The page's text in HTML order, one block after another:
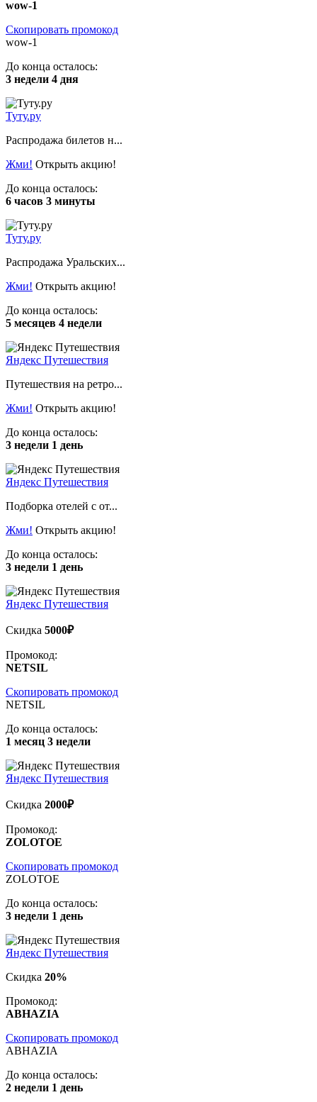
wow-1
Скопировать промокод
wow-1
До конца осталось:
3 недели 4 дня
Туту.ру
Распродажа билетов н...
Жми! Открыть акцию!
До конца осталось:
6 часов 3 минуты
Туту.ру
Распродажа Уральских...
Жми! Открыть акцию!
До конца осталось:
5 месяцев 4 недели
Яндекс Путешествия
Путешествия на ретро...
Жми! Открыть акцию!
До конца осталось:
3 недели 1 день
Яндекс Путешествия
Подборка отелей с от...
Жми! Открыть акцию!
До конца осталось:
3 недели 1 день
Яндекс Путешествия
Скидка 5000₽
Промокод:
NETSIL
Скопировать промокод
NETSIL
До конца осталось:
1 месяц 3 недели
Яндекс Путешествия
Скидка 2000₽
Промокод:
ZOLOTOE
Скопировать промокод
ZOLOTOE
До конца осталось:
3 недели 1 день
Яндекс Путешествия
Скидка 20%
Промокод:
ABHAZIA
Скопировать промокод
ABHAZIA
До конца осталось:
2 недели 1 день